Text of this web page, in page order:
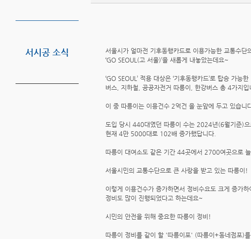
서시공 소식
서울시가 얼마전 기후동행카드로 이용가능한 교통수단
‘GO SEOUL(고 서울)’을 새롭게 내놓았는데요~
‘GO SEOUL’ 적용 대상은 ‘기후동행카드’로 탑승 가능한
버스, 지하철, 공공자전거 따릉이, 한강버스 총 4가지입
이 중 따릉이는 이용건수 2억건 을 눈앞에 두고 있습니
도입 당시 440대였던 따릉이 수는 2024년(6월기준)으
현재 4만 5000대로 102배 증가했답니다.
따릉이 대여소도 같은 기간 44곳에서 2700여곳으로
서울시민의 교통수단으로 큰 사랑을 받고 있는 따릉이!
이렇게 이용건수가 증가하면서 정비수요도 크게 증가하
정비도 많이 진행되었다고 하는데요~
시민의 안전을 위해 중요한 따릉이 정비!
따릉이 정비를 같이 할 '따릉이포' (따릉이+동네점포)를